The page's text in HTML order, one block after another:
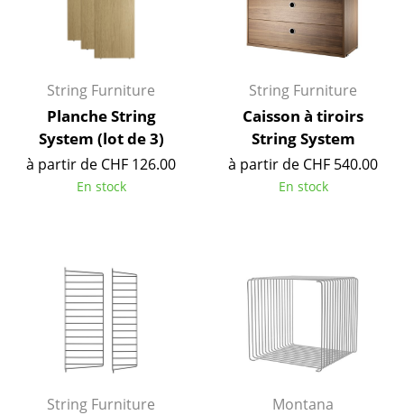
Pièces détachées
... voir tous les sièges
Tables basses
Bureaux & Secrétaires
Secrétaires & Tables PC
Tables de conférence et Pupitres
String Furniture
Planche String
System (lot de 3)
à partir de CHF 126.00
En stock
String Furniture
Caisson à tiroirs
String System
à partir de CHF 540.00
En stock
String Furniture Montana